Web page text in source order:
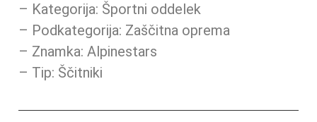
– Kategorija: Športni oddelek
– Podkategorija: Zaščitna oprema
– Znamka: Alpinestars
– Tip: Ščitniki